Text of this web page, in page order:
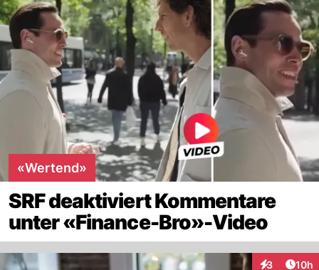
«Wertend»
SRF deaktiviert Kommentare
unter «Finance-Bro»-Video
3 10h